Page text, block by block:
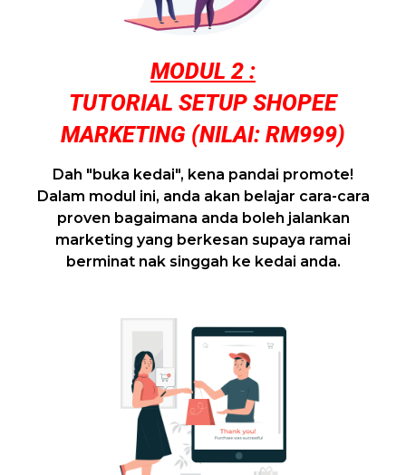
MODUL 2 :
TUTORIAL SETUP SHOPEE
MARKETING (NILAI: RM999)
Dah "buka kedai", kena pandai promote!
Dalam modul ini, anda akan belajar cara-cara
proven bagaimana anda boleh jalankan
marketing yang berkesan supaya ramai
berminat nak singgah ke kedai anda.